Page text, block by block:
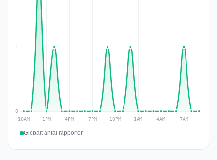
Globalt antal rapporter